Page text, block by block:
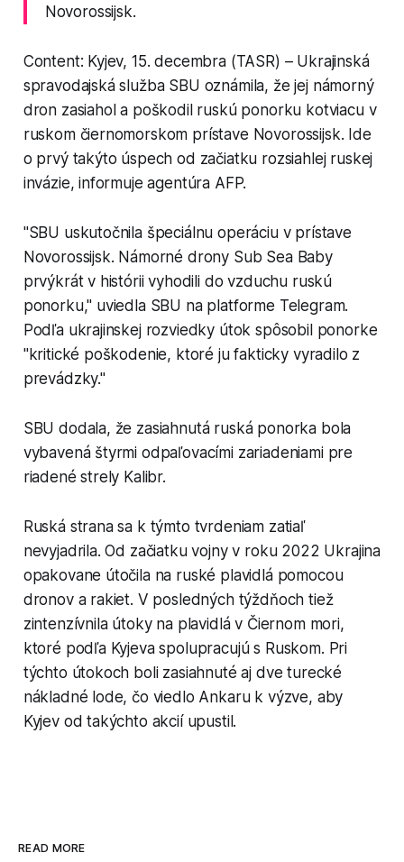
Novorossijsk.
Content: Kyjev, 15. decembra (TASR) – Ukrajinská
spravodajská služba SBU oznámila, že jej námorný
dron zasiahol a poškodil ruskú ponorku kotviacu v
ruskom čiernomorskom prístave Novorossijsk. Ide
o prvý takýto úspech od začiatku rozsiahlej ruskej
invázie, informuje agentúra AFP.
"SBU uskutočnila špeciálnu operáciu v prístave
Novorossijsk. Námorné drony Sub Sea Baby
prvýkrát v histórii vyhodili do vzduchu ruskú
ponorku," uviedla SBU na platforme Telegram.
Podľa ukrajinskej rozviedky útok spôsobil ponorke
"kritické poškodenie, ktoré ju fakticky vyradilo z
prevádzky."
SBU dodala, že zasiahnutá ruská ponorka bola
vybavená štyrmi odpaľovacími zariadeniami pre
riadené strely Kalibr.
Ruská strana sa k týmto tvrdeniam zatiaľ
nevyjadrila. Od začiatku vojny v roku 2022 Ukrajina
opakovane útočila na ruské plavidlá pomocou
dronov a rakiet. V posledných týždňoch tiež
zintenzívnila útoky na plavidlá v Čiernom mori,
ktoré podľa Kyjeva spolupracujú s Ruskom. Pri
týchto útokoch boli zasiahnuté aj dve turecké
nákladné lode, čo viedlo Ankaru k výzve, aby
Kyjev od takýchto akcií upustil.
READ MORE